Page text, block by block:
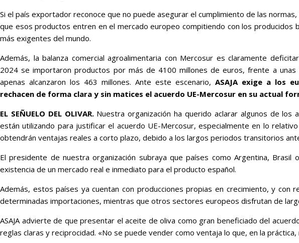
Si el país exportador reconoce que no puede asegurar el cumplimiento de las
que esos productos entren en el mercado europeo compitiendo con los producidos
más exigentes del mundo.
Además, la balanza comercial agroalimentaria con Mercosur es claramente
2024 se importaron productos por más de 4100 millones de euros, frente a unas
apenas alcanzaron los 463 millones. Ante este escenario, ASAJA exige a los
rechacen de forma clara y sin matices el acuerdo UE-Mercosur en su actual
EL SEÑUELO DEL OLIVAR. Nuestra organización ha querido aclarar algunos de los
están utilizando para justificar el acuerdo UE-Mercosur, especialmente en lo
obtendrán ventajas reales a corto plazo, debido a los largos periodos transitorios
El presidente de nuestra organización subraya que países como Argentina,
existencia de un mercado real e inmediato para el producto español.
Además, estos países ya cuentan con producciones propias en crecimiento, y
determinadas importaciones, mientras que otros sectores europeos disfrutan de
ASAJA advierte de que presentar el aceite de oliva como gran beneficiado del
reglas claras y reciprocidad. «No se puede vender como ventaja lo que, en la